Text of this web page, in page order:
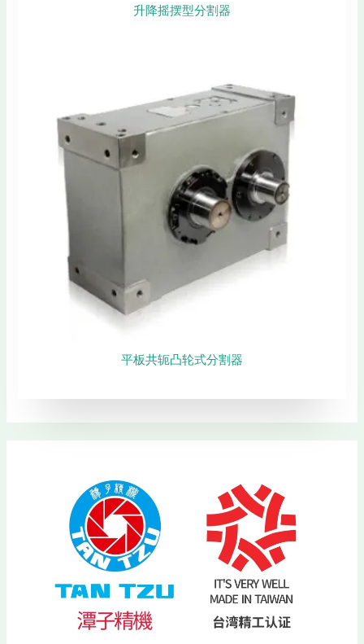
升降摇摆型分割器
平板共轭凸轮式分割器